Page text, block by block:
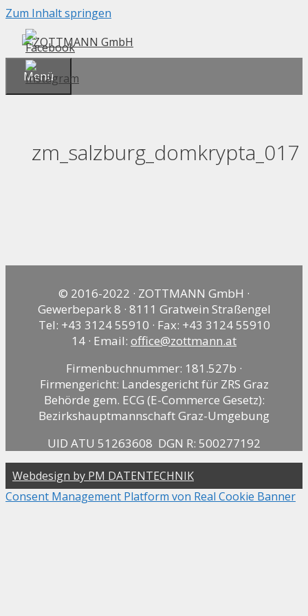
Zum Inhalt springen
Menü
zm_salzburg_domkrypta_017
© 2016-2022 · ZOTTMANN GmbH ·
Gewerbepark 8 · 8111 Gratwein Straßengel
Tel: +43 3124 55910 · Fax: +43 3124 55910
14 · Email: office@zottmann.at
Firmenbuchnummer: 181.527b ·
Firmengericht: Landesgericht für ZRS Graz
Behörde gem. ECG (E-Commerce Gesetz):
Bezirkshauptmannschaft Graz-Umgebung
UID ATU 51263608 DGN R: 500277192
Webdesign by PM DATENTECHNIK
Consent Management Platform von Real Cookie Banner